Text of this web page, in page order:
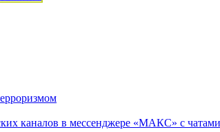
каналов в мессенджере «МАКС» с